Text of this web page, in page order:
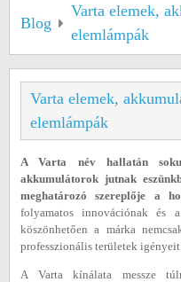
Blog
Varta elemek,
elemlámpák
Varta elemek,
elemlámpák
A Varta név hallatán
akkumulátorok jutnak
meghatározó szereplője a
folyamatos innovációnak és a
köszönhetően a márka
professzionális területek
A Varta kínálata messze